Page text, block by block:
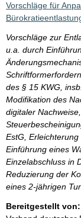
Vorschläge für
Vorschläge zur
u.a. durch
des § 15 KWG,
Modifikation des
digitaler
EstG,
Einführung eines
Einzelabschluss in
Reduzierung der
eines 2-jährigen
Bereitgestellt von: